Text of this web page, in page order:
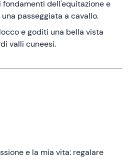
fondamenti dell'equitazione e
passeggiata a cavallo.
e goditi una bella vista
valli cuneesi.
e la mia vita: regalare